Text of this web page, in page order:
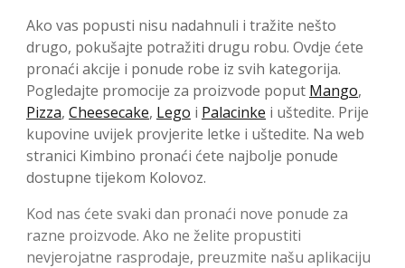
Ako vas popusti nisu nadahnuli i tražite nešto
drugo, pokušajte potražiti drugu robu. Ovdje ćete
pronaći akcije i ponude robe iz svih kategorija.
Pogledajte promocije za proizvode poput Mango,
Pizza, Cheesecake, Lego i Palacinke i uštedite. Prije
kupovine uvijek provjerite letke i uštedite. Na web
stranici Kimbino pronaći ćete najbolje ponude
dostupne tijekom Kolovoz.
Kod nas ćete svaki dan pronaći nove ponude za
razne proizvode. Ako ne želite propustiti
nevjerojatne rasprodaje, preuzmite našu aplikaciju